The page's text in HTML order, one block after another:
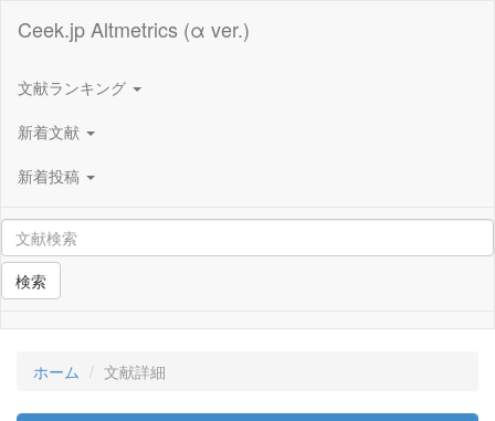
Ceek.jp Altmetrics (α ver.)
文献ランキング
新着文献
新着投稿
検索
ホーム 文献詳細